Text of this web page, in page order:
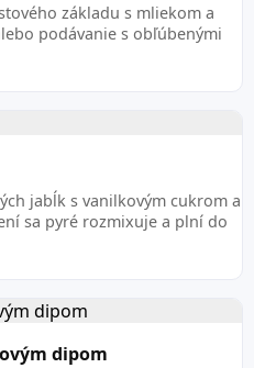
základu s mliekom a
podávanie s obľúbenými
jabĺk s vanilkovým cukrom a
sa pyré rozmixuje a plní do
dipom